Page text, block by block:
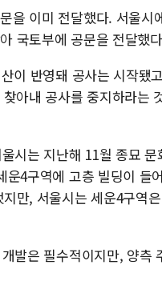
을 이미 전달했다. 서울
국토부에 공문을 전달했
이 반영돼 공사는 시작됐
아내 공사를 중지하라는
시는 지난해 11월 종묘
4구역에 고층 빌딩이 들
만, 서울시는 세운4구역
발은 필수적이지만, 양측